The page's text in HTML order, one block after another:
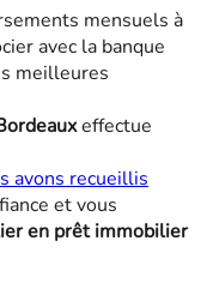
mensuels à
avec la banque
meilleures
effectue
avons recueillis
et vous
en prêt immobilier